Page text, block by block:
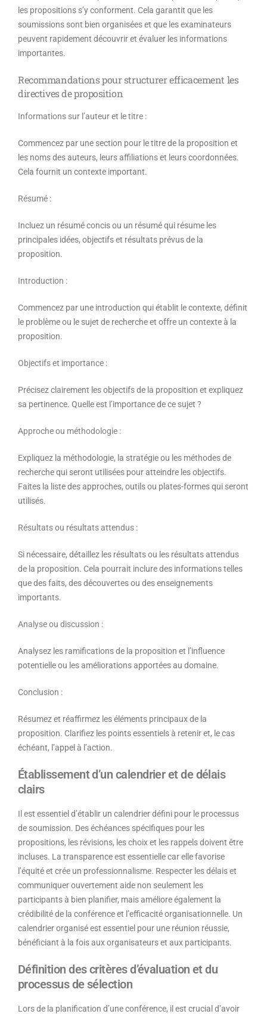
les propositions s’y conforment. Cela garantit que les
soumissions sont bien organisées et que les examinateurs
peuvent rapidement découvrir et évaluer les informations
importantes.
Recommandations pour structurer efficacement les
directives de proposition
Informations sur l’auteur et le titre :
Commencez par une section pour le titre de la proposition et
les noms des auteurs, leurs affiliations et leurs coordonnées.
Cela fournit un contexte important.
Résumé :
Incluez un résumé concis ou un résumé qui résume les
principales idées, objectifs et résultats prévus de la
proposition.
Introduction :
Commencez par une introduction qui établit le contexte, définit
le problème ou le sujet de recherche et offre un contexte à la
proposition.
Objectifs et importance :
Précisez clairement les objectifs de la proposition et expliquez
sa pertinence. Quelle est l’importance de ce sujet ?
Approche ou méthodologie :
Expliquez la méthodologie, la stratégie ou les méthodes de
recherche qui seront utilisées pour atteindre les objectifs.
Faites la liste des approches, outils ou plates-formes qui seront
utilisés.
Résultats ou résultats attendus :
Si nécessaire, détaillez les résultats ou les résultats attendus
de la proposition. Cela pourrait inclure des informations telles
que des faits, des découvertes ou des enseignements
importants.
Analyse ou discussion :
Analysez les ramifications de la proposition et l’influence
potentielle ou les améliorations apportées au domaine.
Conclusion :
Résumez et réaffirmez les éléments principaux de la
proposition. Clarifiez les points essentiels à retenir et, le cas
échéant, l’appel à l’action.
Établissement d’un calendrier et de délais
clairs
Il est essentiel d’établir un calendrier défini pour le processus
de soumission. Des échéances spécifiques pour les
propositions, les révisions, les choix et les rappels doivent être
incluses. La transparence est essentielle car elle favorise
l’équité et crée un professionnalisme. Respecter les délais et
communiquer ouvertement aide non seulement les
participants à bien planifier, mais améliore également la
crédibilité de la conférence et l’efficacité organisationnelle. Un
calendrier organisé est essentiel pour une réunion réussie,
bénéficiant à la fois aux organisateurs et aux participants.
Définition des critères d’évaluation et du
processus de sélection
Lors de la planification d’une conférence, il est crucial d’avoir